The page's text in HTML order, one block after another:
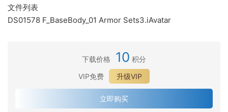
文件列表
DS01578 F_BaseBody_01 Armor Sets3.iAvatar
下载价格 10 积分
VIP免费
升级VIP
立即购买